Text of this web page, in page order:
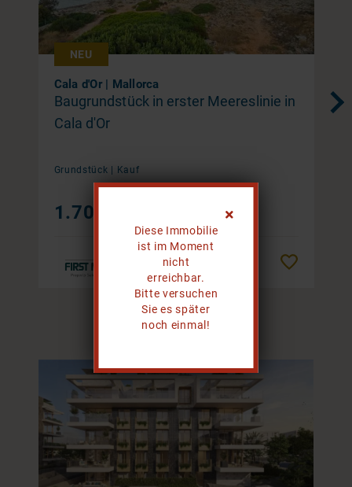
Diese Immobilie
ist im Moment
nicht
erreichbar.
Bitte versuchen
Sie es später
noch einmal!
NEU
Cala d'Or | Mallorca
Baugrundstück in erster Meereslinie in
Cala d'Or
Grundstück | Kauf
1.700.000 €
1 / 20